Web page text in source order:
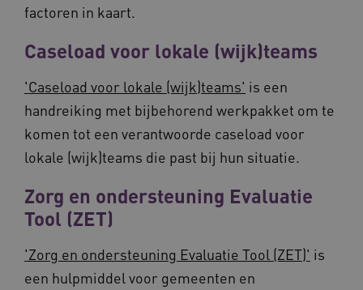
factoren in kaart.
Caseload voor lokale (wijk)teams
'Caseload voor lokale (wijk)teams' is een
handreiking met bijbehorend werkpakket om te
komen tot een verantwoorde caseload voor
lokale (wijk)teams die past bij hun situatie.
Zorg en ondersteuning Evaluatie
Tool (ZET)
'Zorg en ondersteuning Evaluatie Tool (ZET)' is
een hulpmiddel voor gemeenten en
VISITOR_PRIVACY_METADATA
YouTube
.youtube.com